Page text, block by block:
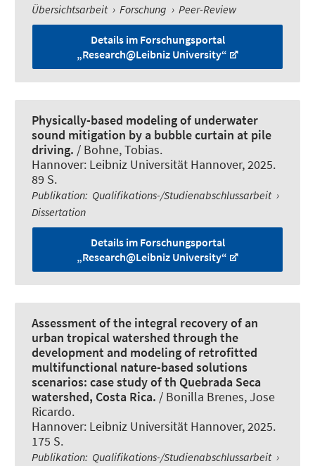
Übersichtsarbeit › Forschung › Peer-Review
Details im Forschungsportal
„Research@Leibniz University“
Physically-based modeling of underwater
sound mitigation by a bubble curtain at pile
driving. / Bohne, Tobias.
Hannover: Leibniz Universität Hannover, 2025.
89 S.
Publikation: Qualifikations-/Studienabschlussarbeit ›
Dissertation
Details im Forschungsportal
„Research@Leibniz University“
Assessment of the integral recovery of an
urban tropical watershed through the
development and modeling of retrofitted
multifunctional nature-based solutions
scenarios: case study of th Quebrada Seca
watershed, Costa Rica. / Bonilla Brenes, Jose
Ricardo.
Hannover: Leibniz Universität Hannover, 2025.
175 S.
Publikation: Qualifikations-/Studienabschlussarbeit ›